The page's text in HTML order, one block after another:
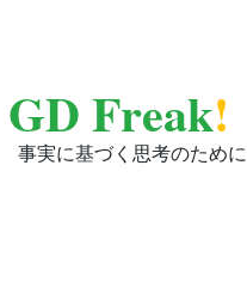
GD Freak!
事実に基づく思考のために